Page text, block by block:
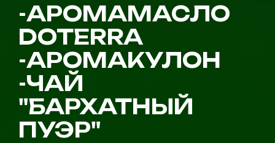
-АРОМАМАСЛО
DOTERRA
-АРОМАКУЛОН
-ЧАЙ
"БАРХАТНЫЙ
ПУЭР"